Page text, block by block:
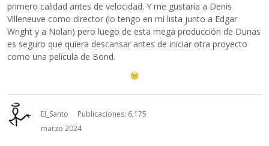
primero calidad antes de velocidad. Y me gustaría a Denis
Villeneuve como director (lo tengo en mi lista junto a Edgar
Wright y a Nolan) pero luego de esta mega producción de Dunas
es seguro que quiera descansar antes de iniciar otra proyecto
como una película de Bond.
El_Santo
Publicaciones: 6,175
marzo 2024